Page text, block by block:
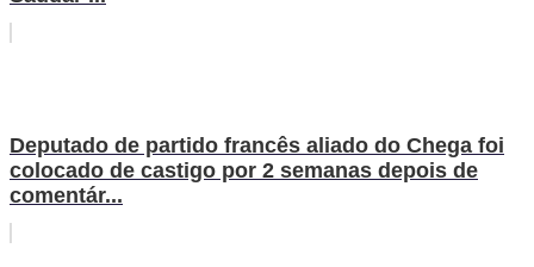
Deputado de partido francês aliado do Chega foi
colocado de castigo por 2 semanas depois de
comentár...